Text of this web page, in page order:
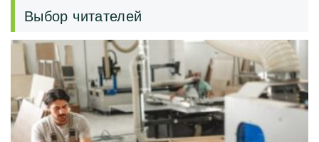
Выбор читателей